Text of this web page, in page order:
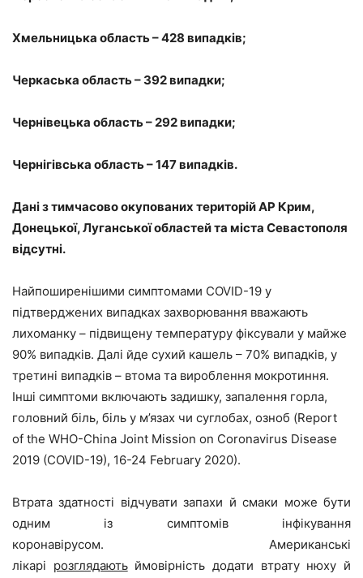
Хмельницька область – 428 випадків;
Черкаська область – 392 випадки;
Чернівецька область – 292 випадки;
Чернігівська область – 147 випадків.
Дані з тимчасово окупованих територій АР Крим,
Донецької, Луганської областей та міста Севастополя
відсутні.
Найпоширенішими симптомами COVID-19 у
підтверджених випадках захворювання вважають
лихоманку – підвищену температуру фіксували у майже
90% випадків. Далі йде сухий кашель – 70% випадків, у
третині випадків – втома та вироблення мокротиння.
Інші симптоми включають задишку, запалення горла,
головний біль, біль у м’язах чи суглобах, озноб (Report
of the WHO-China Joint Mission on Coronavirus Disease
2019 (COVID-19), 16-24 February 2020).
Втрата здатності відчувати запахи й смаки може бути
одним із симптомів інфікування
коронавірусом.
Американські
лікарі розглядають ймовірність додати втрату нюху й